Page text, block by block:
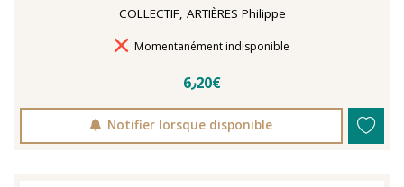
COLLECTIF, ARTIÈRES Philippe
Délais de livraison
Momentanément indisponible
6٫20€
Notifier lorsque disponible